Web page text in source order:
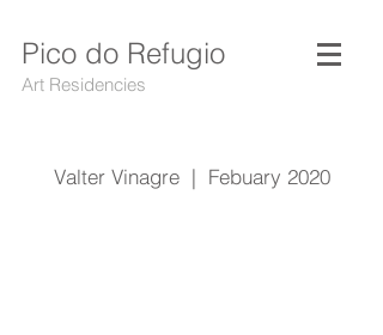
Pico do Refugio
Art Residencies
Valter Vinagre | Febuary 2020